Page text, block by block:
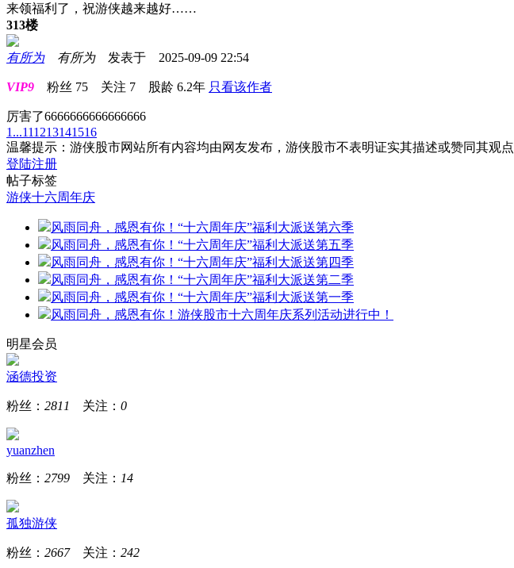
来领福利了，祝游侠越来越好……
313楼
有所为 有所为发表于 2025-09-09 22:54
VIP9 粉丝 75 关注 7 股龄 6.2年 只看该作者
厉害了6666666666666666
1...111213141516
温馨提示：游侠股市网站所有内容均由网友发布，游侠股市不表明证实其描述或赞同其观
登陆注册
帖子标签
游侠十六周年庆
风雨同舟，感恩有你！“十六周年庆”福利大派送第六季
风雨同舟，感恩有你！“十六周年庆”福利大派送第五季
风雨同舟，感恩有你！“十六周年庆”福利大派送第四季
风雨同舟，感恩有你！“十六周年庆”福利大派送第二季
风雨同舟，感恩有你！“十六周年庆”福利大派送第一季
风雨同舟，感恩有你！游侠股市十六周年庆系列活动进行中！
明星会员
涵德投资
粉丝： 2811 关注： 0
yuanzhen
粉丝： 2799 关注： 14
孤独游侠
粉丝： 2667关注： 242